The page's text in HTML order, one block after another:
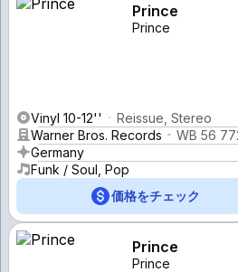
Prince
Prince
Vinyl 10-12''
Reissue, Stereo
Warner Bros. Records
WB 56
Germany
Funk / Soul, Pop
価格をチェック
Prince
Prince